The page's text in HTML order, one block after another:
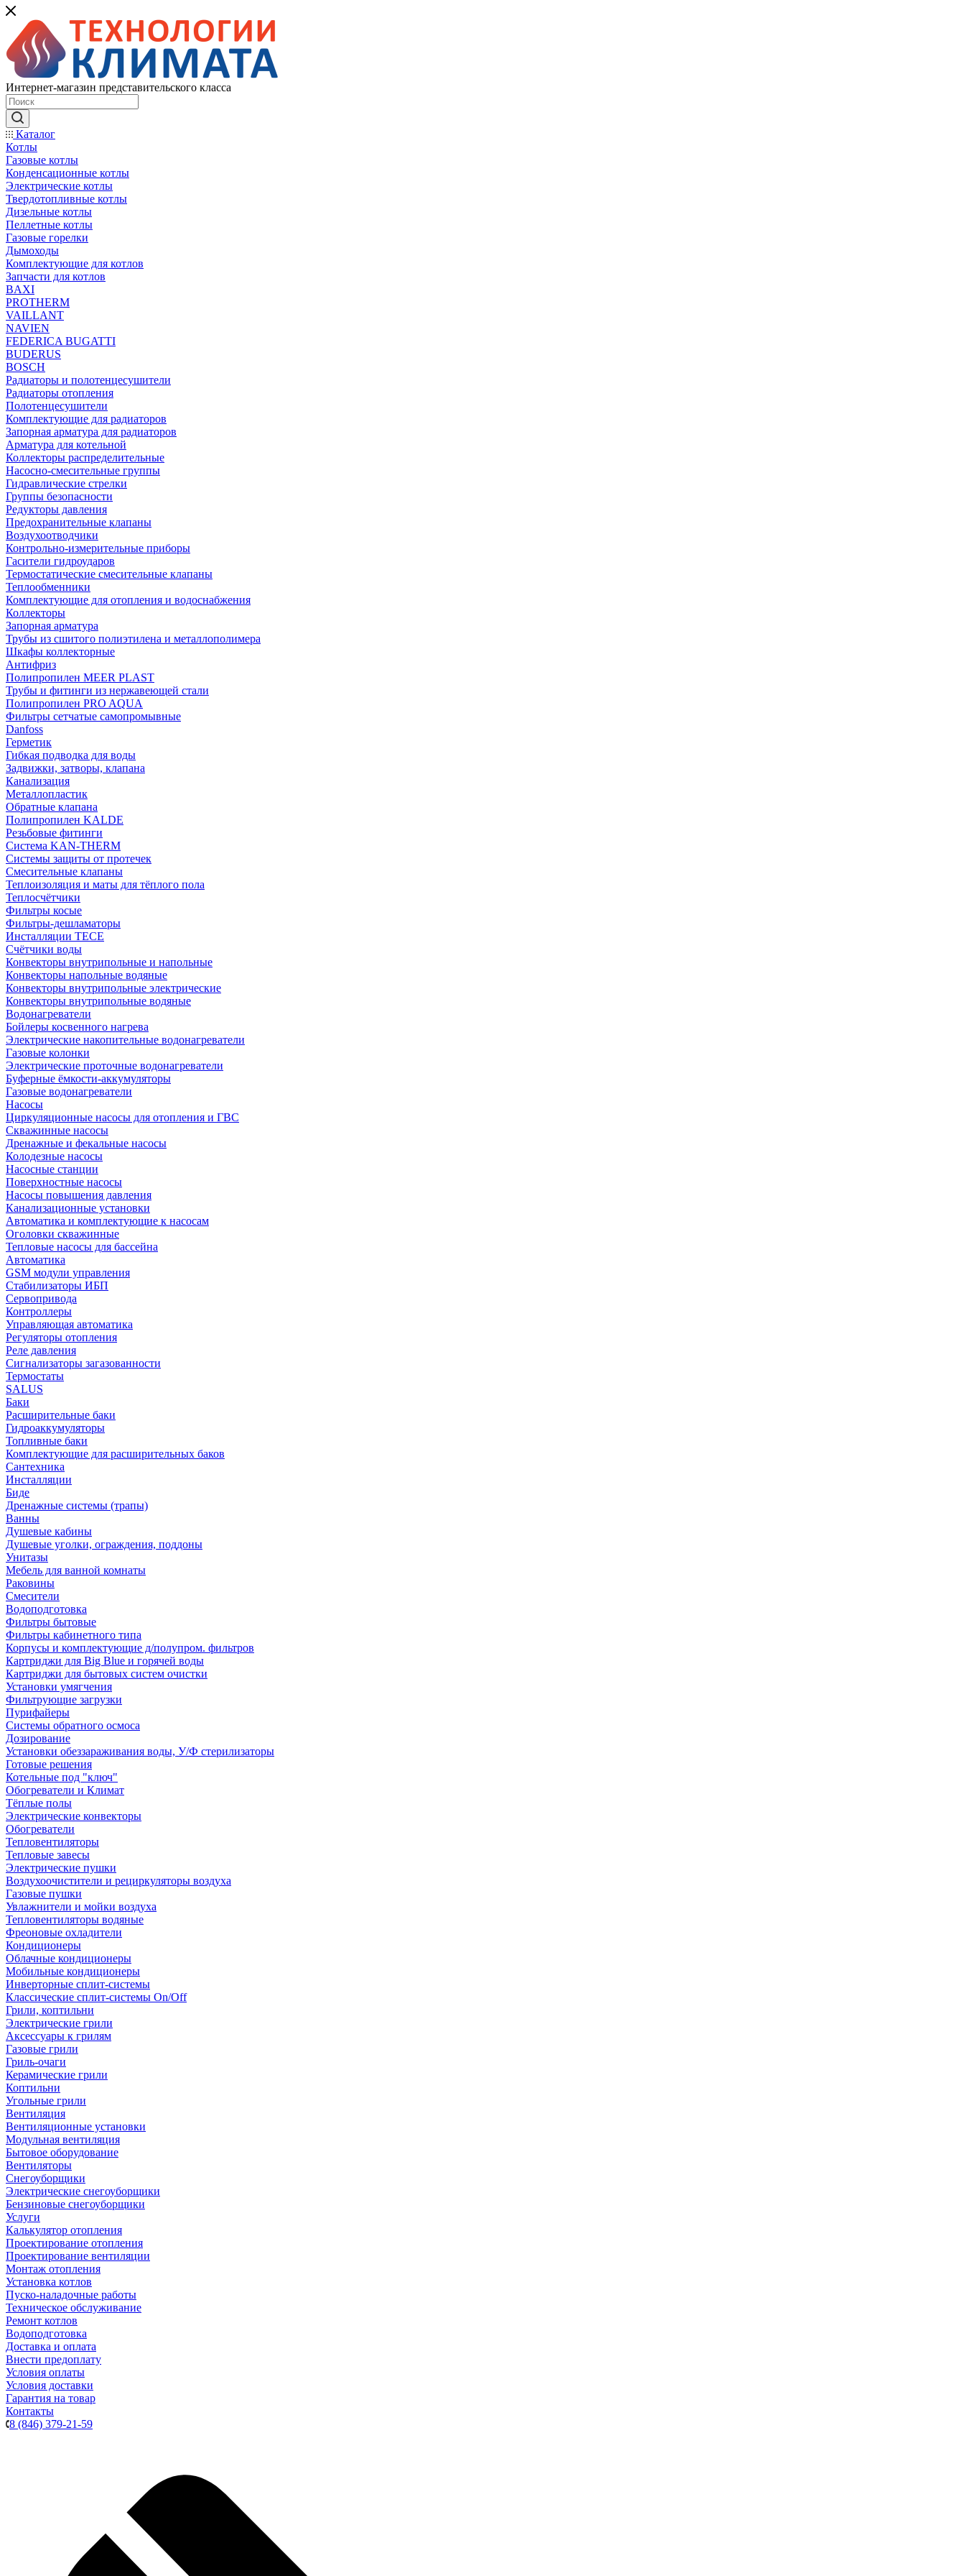
Интернет-магазин представительского класса
Каталог
Котлы
Газовые котлы
Конденсационные котлы
Электрические котлы
Твердотопливные котлы
Дизельные котлы
Пеллетные котлы
Газовые горелки
Дымоходы
Комплектующие для котлов
Запчасти для котлов
BAXI
PROTHERM
VAILLANT
NAVIEN
FEDERICA BUGATTI
BUDERUS
BOSCH
Радиаторы и полотенцесушители
Радиаторы отопления
Полотенцесушители
Комплектующие для радиаторов
Запорная арматура для радиаторов
Арматура для котельной
Коллекторы распределительные
Насосно-смесительные группы
Гидравлические стрелки
Группы безопасности
Редукторы давления
Предохранительные клапаны
Воздухоотводчики
Контрольно-измерительные приборы
Гасители гидроударов
Термостатические смесительные клапаны
Теплообменники
Комплектующие для отопления и водоснабжения
Коллекторы
Запорная арматура
Трубы из сшитого полиэтилена и металлополимера
Шкафы коллекторные
Антифриз
Полипропилен MEER PLAST
Трубы и фитинги из нержавеющей стали
Полипропилен PRO AQUA
Фильтры сетчатые самопромывные
Danfoss
Герметик
Гибкая подводка для воды
Задвижки, затворы, клапана
Канализация
Металлопластик
Обратные клапана
Полипропилен KALDE
Резьбовые фитинги
Система KAN-THERM
Системы защиты от протечек
Смесительные клапаны
Теплоизоляция и маты для тёплого пола
Теплосчётчики
Фильтры косые
Фильтры-дешламаторы
Инсталляции TECE
Счётчики воды
Конвекторы внутрипольные и напольные
Конвекторы напольные водяные
Конвекторы внутрипольные электрические
Конвекторы внутрипольные водяные
Водонагреватели
Бойлеры косвенного нагрева
Электрические накопительные водонагреватели
Газовые колонки
Электрические проточные водонагреватели
Буферные ёмкости-аккумуляторы
Газовые водонагреватели
Насосы
Циркуляционные насосы для отопления и ГВС
Скважинные насосы
Дренажные и фекальные насосы
Колодезные насосы
Насосные станции
Поверхностные насосы
Насосы повышения давления
Канализационные установки
Автоматика и комплектующие к насосам
Оголовки скважинные
Тепловые насосы для бассейна
Автоматика
GSM модули управления
Стабилизаторы ИБП
Сервопривода
Контроллеры
Управляющая автоматика
Регуляторы отопления
Реле давления
Сигнализаторы загазованности
Термостаты
SALUS
Баки
Расширительные баки
Гидроаккумуляторы
Топливные баки
Комплектующие для расширительных баков
Сантехника
Инсталляции
Биде
Дренажные системы (трапы)
Ванны
Душевые кабины
Душевые уголки, ограждения, поддоны
Унитазы
Мебель для ванной комнаты
Раковины
Смесители
Водоподготовка
Фильтры бытовые
Фильтры кабинетного типа
Корпусы и комплектующие д/полупром. фильтров
Картриджи для Big Blue и горячей воды
Картриджи для бытовых систем очистки
Установки умягчения
Фильтрующие загрузки
Пурифайеры
Системы обратного осмоса
Дозирование
Установки обеззараживания воды, У/Ф стерилизаторы
Готовые решения
Котельные под "ключ"
Обогреватели и Климат
Тёплые полы
Электрические конвекторы
Обогреватели
Тепловентиляторы
Тепловые завесы
Электрические пушки
Воздухоочистители и рециркуляторы воздуха
Газовые пушки
Увлажнители и мойки воздуха
Тепловентиляторы водяные
Фреоновые охладители
Кондиционеры
Облачные кондиционеры
Мобильные кондиционеры
Инверторные сплит-системы
Классические сплит-системы On/Off
Грили, коптильни
Электрические грили
Аксессуары к грилям
Газовые грили
Гриль-очаги
Керамические грили
Коптильни
Угольные грили
Вентиляция
Вентиляционные установки
Модульная вентиляция
Бытовое оборудование
Вентиляторы
Снегоуборщики
Электрические снегоуборщики
Бензиновые снегоуборщики
Услуги
Калькулятор отопления
Проектирование отопления
Проектирование вентиляции
Монтаж отопления
Установка котлов
Пуско-наладочные работы
Техническое обслуживание
Ремонт котлов
Водоподготовка
Доставка и оплата
Внести предоплату
Условия оплаты
Условия доставки
Гарантия на товар
Контакты
8 (846) 379-21-59